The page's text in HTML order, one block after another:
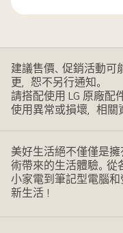
建議售價、促銷活動可
更，恕不另行通知。
請搭配使用 LG 原廠配
使用異常或損壞，相關
美好生活絕不僅僅是
術帶來的生活體驗。從
小家電到筆記型電腦和
新生活！